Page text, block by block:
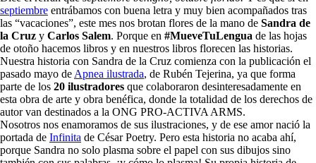
septiembre entrábamos con buena letra y muy bien acompañados tras
las “vacaciones”, este mes nos brotan flores de la mano de Sandra de
la Cruz y Carlos Salem. Porque en #MueveTuLengua de las hojas
de otoño hacemos libros y en nuestros libros florecen las historias.
Nuestra historia con Sandra de la Cruz comienza con la publicación el
pasado mayo de Apnea ilustrada, de Rubén Tejerina, ya que forma
parte de los 20 ilustradores que colaboraron desinteresadamente en
esta obra de arte y obra benéfica, donde la totalidad de los derechos de
autor van destinados a la ONG PRO-ACTIVA ARMS.
Nosotros nos enamoramos de sus ilustraciones, y de ese amor nació la
portada de Infinita de César Poetry. Pero esta historia no acaba ahí,
porque Sandra no solo plasma sobre el papel con sus dibujos sino